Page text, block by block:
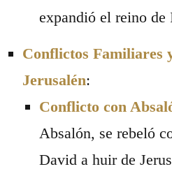
expandió el reino de
Conflictos Familiares
Jerusalén:
Conflicto con
Absalón, se rebeló
David a huir de